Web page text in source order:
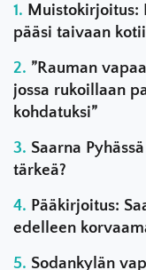
Muistokirjoitus:
pääsi taivaan
”Rauman
jossa rukoillaan
kohdatuksi”
Saarna
tärkeä?
Pääkirjoitus:
edelleen
Sodankylän